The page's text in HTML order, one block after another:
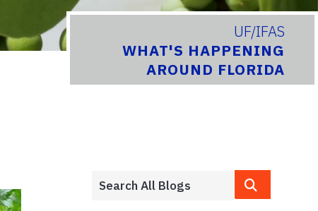
UF/IFAS
WHAT'S HAPPENING
AROUND FLORIDA